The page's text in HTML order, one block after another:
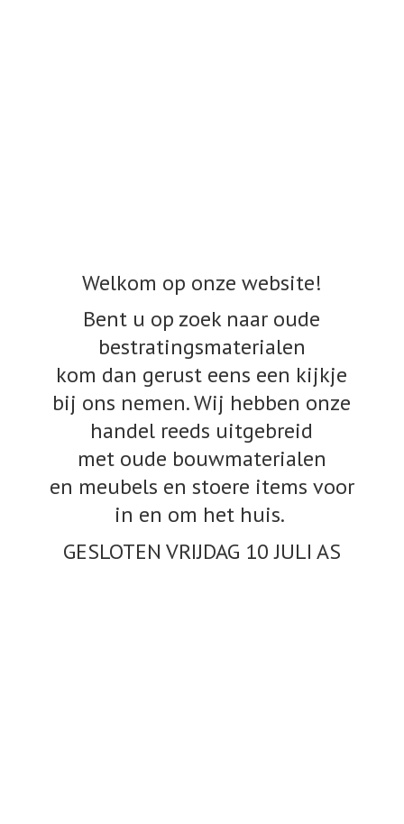
Welkom op onze website!
Bent u op zoek naar oude
bestratingsmaterialen
kom dan gerust eens een kijkje
bij ons nemen. Wij hebben onze
handel reeds uitgebreid
met oude bouwmaterialen
en meubels en stoere items voor
in en om het huis.
GESLOTEN VRIJDAG 10JULI AS